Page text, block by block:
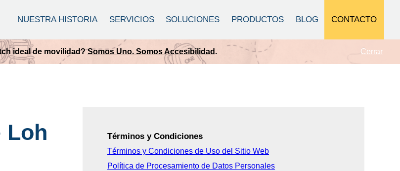
NUESTRA HISTORIA SERVICIOS SOLUCIONES PRODUCTOS BLOG CONTACTO
ideal de movilidad?Somos Uno. Somos Accesibilidad . Cerrar
Loh
Términos y Condiciones
Términos y Condiciones de Uso del Sitio Web
Política de Procesamiento de Datos Personales